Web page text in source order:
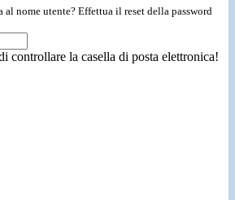
al nome utente? Effettua il reset della password
controllare la casella di posta elettronica!